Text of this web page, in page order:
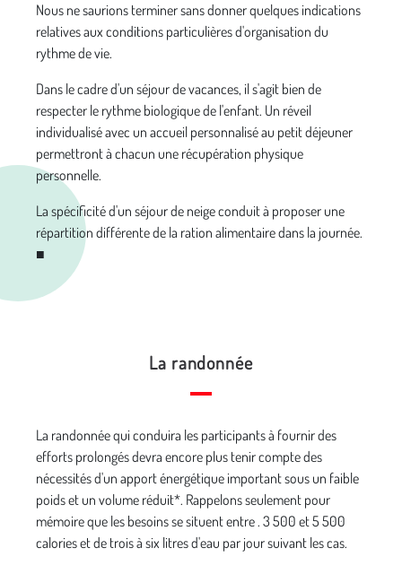
Nous ne saurions terminer sans donner quelques indications
relatives aux conditions particulières d'organisation du
rythme de vie.
Dans le cadre d'un séjour de vacances, il s'agit bien de
respecter le rythme biologique de l'enfant. Un réveil
individualisé avec un accueil personnalisé au petit déjeuner
permettront à chacun une récupération physique
personnelle.
La spécificité d'un séjour de neige conduit à proposer une
répartition différente de la ration alimentaire dans la journée.
■
La randonnée
La randonnée qui conduira les participants à fournir des
efforts prolongés devra encore plus tenir compte des
nécessités d'un apport énergétique important sous un faible
poids et un volume réduit*. Rappelons seulement pour
mémoire que les besoins se situent entre . 3 500 et 5 500
calories et de trois à six litres d'eau par jour suivant les cas.